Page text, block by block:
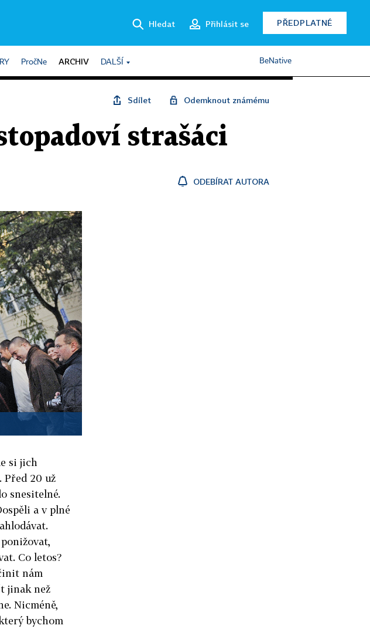
Hledat Přihlásit se PŘEDPLATNÉ
PročNe ARCHIV DALŠÍ BeNative
Sdílet Odemknout známému
strašáci
ODEBÍRAT AUTORA
si jich
Před 20 už
snesitelné.
a v plné
Co letos?
nám
jinak než
Nicméně,
bychom